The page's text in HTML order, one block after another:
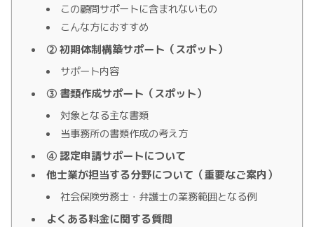
この顧問サポートに含まれないもの
こんな方におすすめ
② 初期体制構築サポート（スポット）
サポート内容
③ 書類作成サポート（スポット）
対象となる主な書類
当事務所の書類作成の考え方
④ 認定申請サポートについて
他士業が担当する分野について（重要なご案内）
社会保険労務士・弁護士の業務範囲となる例
よくある料金に関する質問